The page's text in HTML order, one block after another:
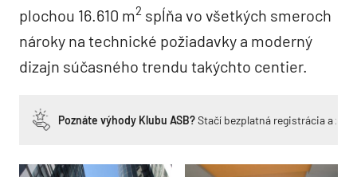
plochou 16.610 m2 spĺňa vo všetkých smeroch
nároky na technické požiadavky a moderný
dizajn súčasného trendu takýchto centier.
Poznáte výhody Klubu ASB?Stačí bezplatná registrácia a